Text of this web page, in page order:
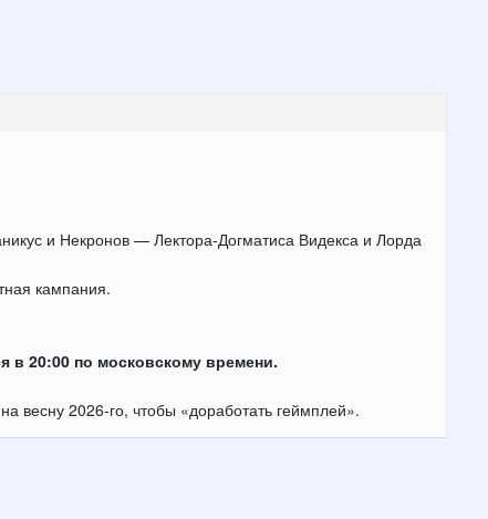
и Некронов — Лектора-Догматиса Видекса и Лорда
кампания.
в 20:00 по московскому времени.
весну 2026-го, чтобы «доработать геймплей».